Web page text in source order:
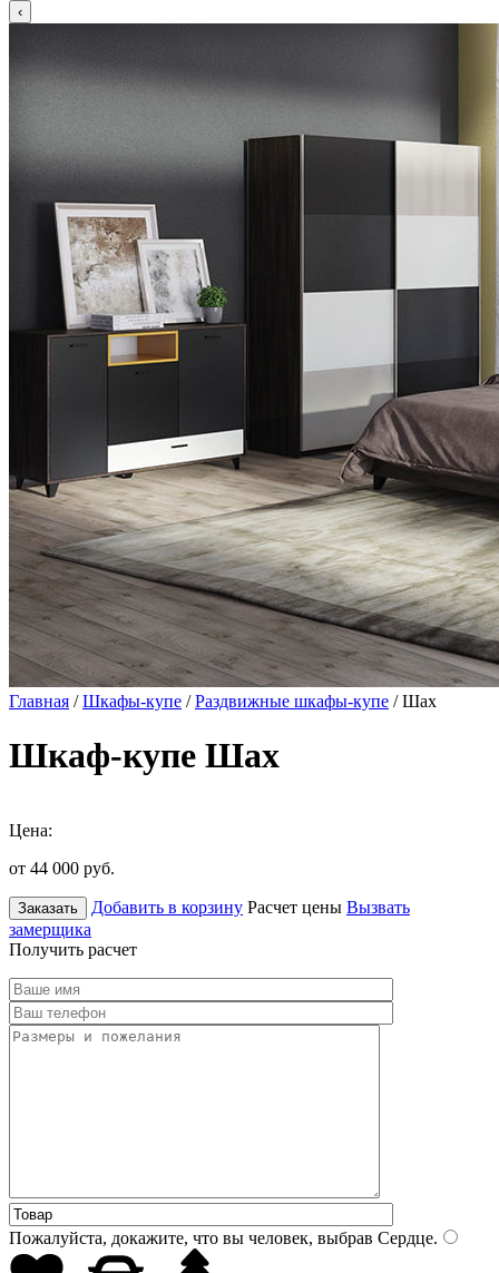
Главная /Шкафы-купе /Раздвижные шкафы-купе / Шах
Шкаф-купе Шах
Цена:
от 44 000 руб.
Заказать Добавить в корзину Расчет цены Вызвать
замерщика
Получить расчет
Пожалуйста, докажите, что вы человек, выбрав Сердце.